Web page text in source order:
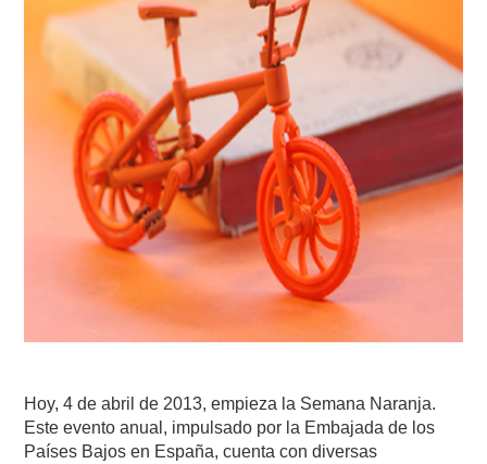
Hoy, 4 de abril de 2013, empieza la Semana Naranja.
Este evento anual, impulsado por la Embajada de los
Países Bajos en España, cuenta con diversas